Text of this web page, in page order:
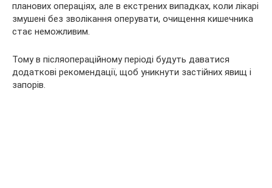
планових операціях, але в екстрених випадках, коли лікарі
змушені без зволікання оперувати, очищення кишечника
стає неможливим.
Тому в післяопераційному періоді будуть даватися
додаткові рекомендації, щоб уникнути застійних явищ і
запорів.